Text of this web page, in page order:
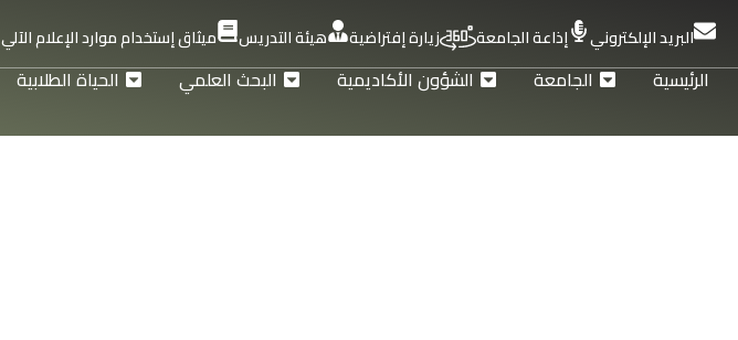
البريد الإلكتروني إذاعة الجامعة زيارة إفتراضية هيئة التدريس ميثاق إستخدام موارد الإعلام الآلي
الحياة الطلابية البحث العلمي الشؤون الأكاديمية الجامعة الرئيسية